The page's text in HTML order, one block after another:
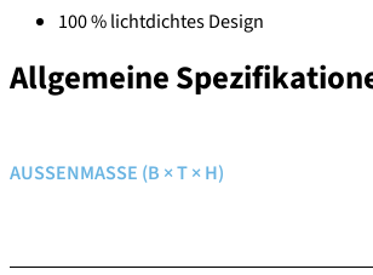
100 % lichtdichtes Design
Allgemeine
AUSSENMASSE (B × T × H)